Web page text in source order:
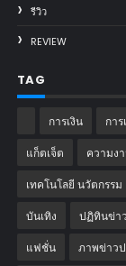
รีวิว
REVIEW
TAG
การเงิน การ
แก็ตเจ็ต ความง
เทคโนโลยี นวัตกรรม
บันเทิง ปฏิทินข่าว
แฟชั่น ภาพข่าว